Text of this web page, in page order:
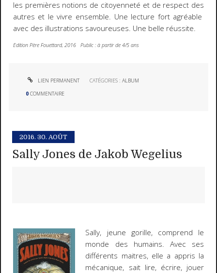
les premières notions de citoyenneté et de respect des
autres et le vivre ensemble. Une lecture fort agréable
avec des illustrations savoureuses. Une belle réussite.
Edition Père Fouettard, 2016 Public : à partir de 4/5 ans
LIEN PERMANENT CATÉGORIES :ALBUM
0 COMMENTAIRE
2016. 30. AOÛT
Sally Jones de Jakob Wegelius
Sally, jeune gorille, comprend le
monde des humains. Avec ses
différents maitres, elle a appris la
mécanique, sait lire, écrire, jouer